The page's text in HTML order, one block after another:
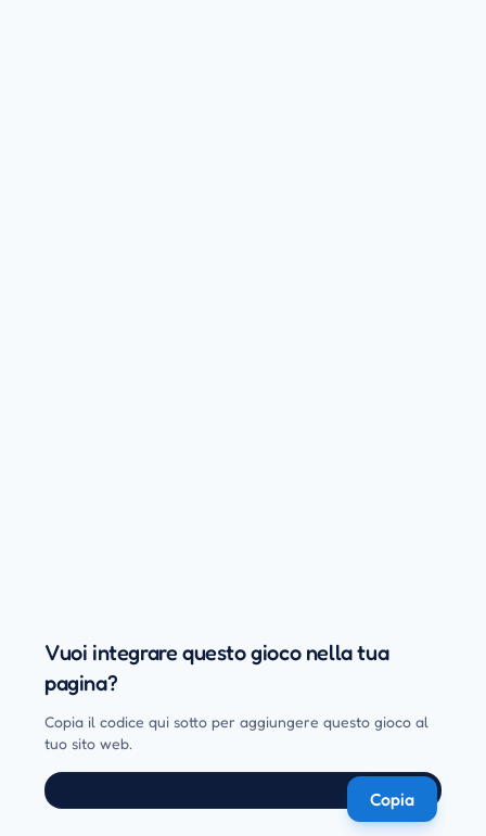
Vuoi integrare questo gioco nella tua
pagina?
Copia il codice qui sotto per aggiungere questo gioco al
tuo sito web.
Copia